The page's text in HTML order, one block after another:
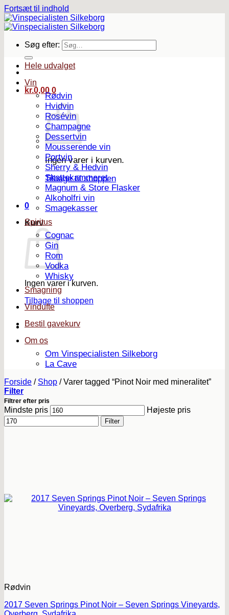
Fortsæt til indhold
Søg efter:
kr.0,00 0
Ingen varer i kurven.
Tilbage til shoppen
0
Kurv
Ingen varer i kurven.
Tilbage til shoppen
Hele udvalget
Vin
Rødvin
Hvidvin
Rosévin
Champagne
Dessertvin
Mousserende vin
Portvin
Sherry & Hedvin
Skattekammeret
Magnum & Store Flasker
Alkoholfri vin
Smagekasser
Spiritus
Cognac
Gin
Rom
Vodka
Whisky
Smagning
Vindufte
Bestil gavekurv
Om os
Om Vinspecialisten Silkeborg
La Cave
Forside / Shop /Varer tagged “Pinot Noir med mineralitet”
Filter
Filtrer efter pris
Mindste pris Højeste pris
Filter
Rødvin
2017 Seven Springs Pinot Noir – Seven Springs Vineyards,